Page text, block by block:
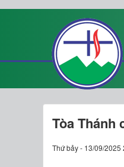
Tòa Thánh
Thứ bảy - 13/09/2025